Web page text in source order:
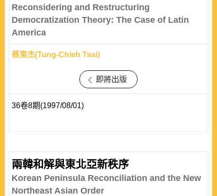
Reconsidering and Restructuring
Democratization Theory: The Case of Latin
America
蔡東杰(Tung-Chieh Tsai)
即將出版
36卷8期(1997/08/01)
兩韓和解與東北亞新秩序
Korean Peninsula Reconciliation and the New
Northeast Asian Order